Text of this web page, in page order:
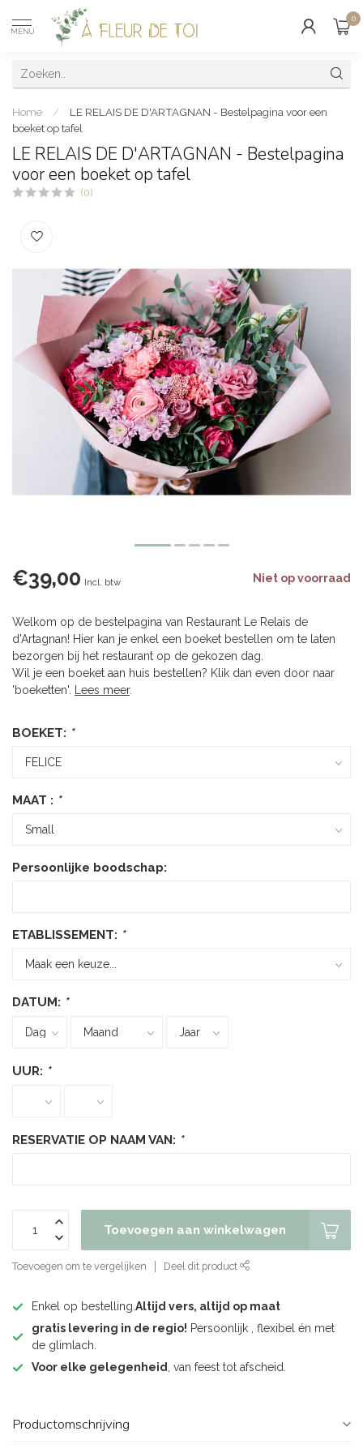
MENU
0
Home /
LE RELAIS DE D'ARTAGNAN - Bestelpagina voor een
boeket op tafel
LE RELAIS DE D'ARTAGNAN - Bestelpagina
voor een boeket op tafel
(0)
€39,00 Incl. btw Niet op voorraad
Welkom op de bestelpagina van Restaurant Le Relais de
d'Artagnan! Hier kan je enkel een boeket bestellen om te laten
bezorgen bij het restaurant op de gekozen dag.
Wil je een boeket aan huis bestellen? Klik dan even door naar
'boeketten'.
Lees meer.
BOEKET: *
MAAT : *
Persoonlijke boodschap:
ETABLISSEMENT: *
DATUM: *
UUR: *
RESERVATIE OP NAAM VAN: *
Toevoegen aan winkelwagen
Toevoegen om te vergelijken Deel dit product
Enkel op bestelling. Altijd vers, altijd op maat
gratis levering in de regio! Persoonlijk , flexibel én met
de glimlach.
Voor elke gelegenheid
, van feest tot afscheid.
Productomschrijving